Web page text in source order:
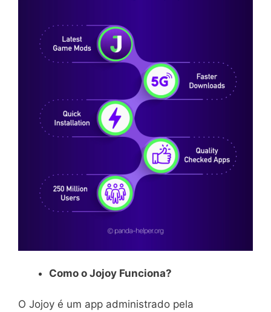
Como o Jojoy Funciona?
O Jojoy é um app administrado pela